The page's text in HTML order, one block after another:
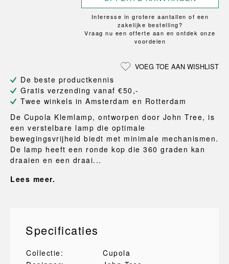
Interesse in grotere aantallen of een
zakelijke bestelling?
Vraag nu een offerte aan en ontdek onze
voordelen
VOEG TOE AAN WISHLIST
De beste productkennis
Gratis verzending vanaf €50,-
Twee winkels in Amsterdam en Rotterdam
De Cupola Klemlamp, ontworpen door John Tree, is
een verstelbare lamp die optimale
bewegingsvrijheid biedt met minimale mechanismen.
De lamp heeft een ronde kop die 360 graden kan
draaien en een draai...
Lees meer.
Specificaties
Collectie:
Cupola